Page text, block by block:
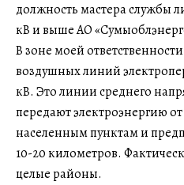
должность мастера службы
кВ и выше АО
В зоне моей
воздушных линий
кВ. Это линии среднего
передают электроэнергию
населенным пунктам и
10-20 километров.
целые районы.